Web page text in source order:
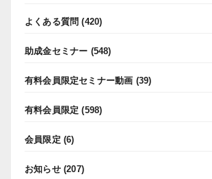
よくある質問 (420)
助成金セミナー (548)
有料会員限定セミナー動画 (39)
有料会員限定 (598)
会員限定 (6)
お知らせ(207)